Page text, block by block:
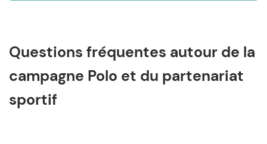
Questions fréquentes autour de la
campagne Polo et du partenariat
sportif